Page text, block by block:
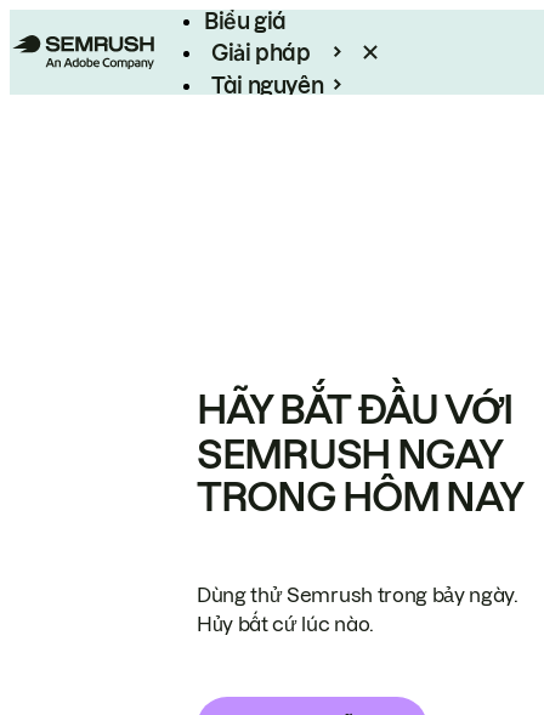
Biểu giá
Giải pháp
Tài nguyên
HÃY BẮT ĐẦU VỚI
SEMRUSH NGAY
TRONG HÔM NAY
Dùng thử Semrush trong bảy ngày.
Hủy bất cứ lúc nào.